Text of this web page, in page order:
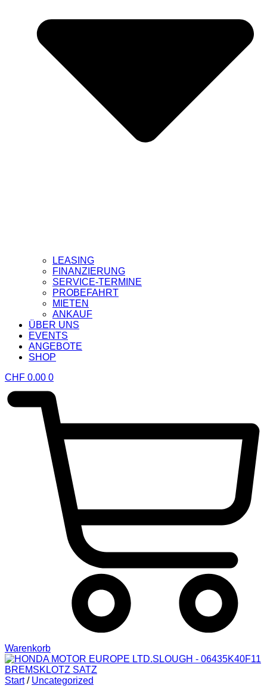
LEASING
FINANZIERUNG
SERVICE-TERMINE
PROBEFAHRT
MIETEN
ANKAUF
ÜBER UNS
EVENTS
ANGEBOTE
SHOP
CHF 0.00 0
Warenkorb
Start / Uncategorized